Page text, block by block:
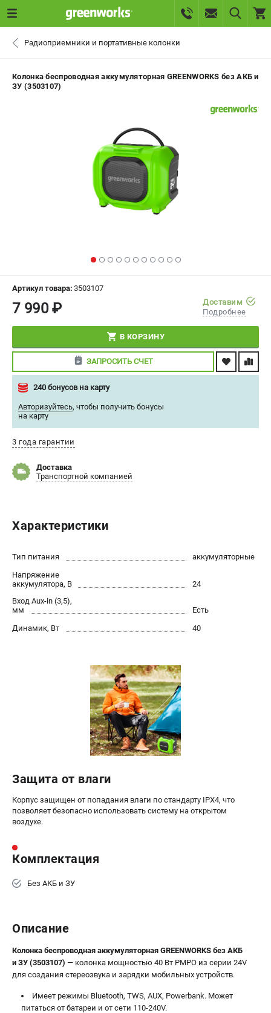
СЕРВИС
ИЗБРАННОЕ
СРАВНЕНИЕ ( 0 )
ВХОД ИЛИ РЕГИСТРАЦИЯ
ЗАКАЗАТЬ ЗАПЧАСТЬ
- ЗАКАЗ ЗАПЧАСТЕЙ
ПОМОНА
0 ₽
ПОДДЕРЖКА
Политика обработки персональных данных
ИНФОРМАЦИЯ
Новости
Способы оплаты
Бонусная программа
Пользовательское соглашение
Газонокосилки-роботы
Снегоуборщики
ЭЛЕКТРОИНСТРУМЕНТ
Лобзики
Префораторы
Пилы сабельные
Реноваторы
Шлифмашины орбитальные
Шлифмашины угловые
Радиоприемники и портативные колонки
Колонка беспроводная аккумуляторная GREENWORKS без АКБ и
ЗУ (3503107)
Артикул товара: 3503107
7 990 ₽
Доставим
Подробнее
В КОРЗИНУ
ЗАПРОСИТЬ СЧЕТ
240 бонусов на карту
Авторизуйтесь, чтобы получить бонусы
на карту
3 года гарантии
Доставка
Транспортной компанией
Характеристики
Тип питания
аккумуляторные
Напряжение
аккумулятора, В
24
Вход Aux-in (3,5),
мм
Есть
Динамик, Вт
40
Защита от влаги
Корпус защищен от попадания влаги по стандарту IPX4, что
позволяет безопасно использовать систему на открытом
воздухе.
Комплектация
Без АКБ и ЗУ
Описание
Колонка беспроводная аккумуляторная GREENWORKS без АКБ
и ЗУ (3503107) — колонка мощностью 40 Вт PMPO из серии 24V
для создания стереозвука и зарядки мобильных устройств.
Имеет режимы Bluetooth, TWS, AUX, Powerbank. Может
питаться от батареи и от сети 110-240V.